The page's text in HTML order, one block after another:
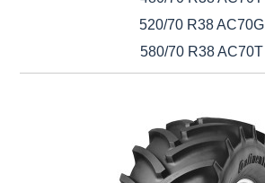
520/70 R38 AC70G
580/70 R38 AC70T